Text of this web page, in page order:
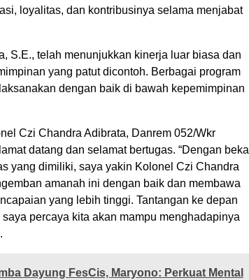
loyalitas, dan kontribusinya selama menjabat
S.E., telah menunjukkan kinerja luar biasa dan
yang patut dicontoh. Berbagai program
dengan baik di bawah kepemimpinan
Czi Chandra Adibrata, Danrem 052/Wkr
datang dan selamat bertugas. “Dengan bekal
yang dimiliki, saya yakin Kolonel Czi Chandra
amanah ini dengan baik dan membawa
yang lebih tinggi. Tantangan ke depan
percaya kita akan mampu menghadapinya
Dayung FesCis, Maryono: Perkuat Mental